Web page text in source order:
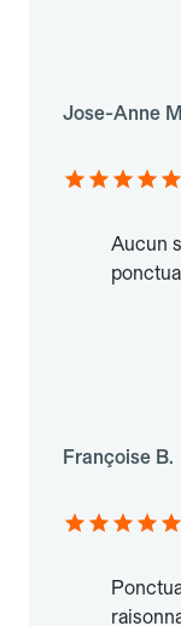
Jose-Anne
Aucun
Françoise B.